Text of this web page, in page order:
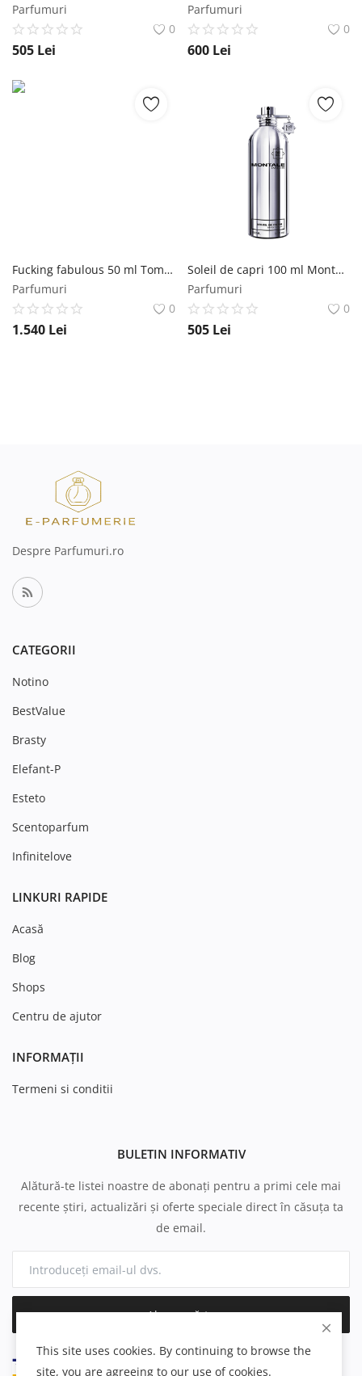
Parfumuri
0
505 Lei
Parfumuri
0
600 Lei
Fucking fabulous 50 ml Tom Ford
Parfumuri
0
1.540 Lei
Soleil de capri 100 ml Montale Paris
Parfumuri
0
505 Lei
Despre Parfumuri.ro
CATEGORII
Notino
BestValue
Brasty
Elefant-P
Esteto
Scentoparfum
Infinitelove
LINKURI RAPIDE
Acasă
Blog
Shops
Centru de ajutor
INFORMAȚII
Termeni si conditii
BULETIN INFORMATIV
Alătură-te listei noastre de abonați pentru a primi cele mai
recente știri, actualizări și oferte speciale direct în căsuța ta
de email.
Abonează-te
This site uses cookies. By continuing to browse the
site, you are agreeing to our use of cookies.